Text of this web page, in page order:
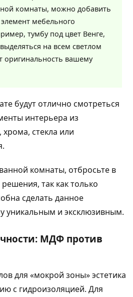
комнаты, можно добавить
мебельного
тумбу под цвет Венге,
на всем светлом
оригинальность вашему
будут отлично смотреться
интерьера из
хрома, стекла или
комнаты, отбросьте в
так как только
сделать данное
уникальным и эксклюзивным.
МДФ против
для «мокрой зоны» эстетика
с гидроизоляцией. Для